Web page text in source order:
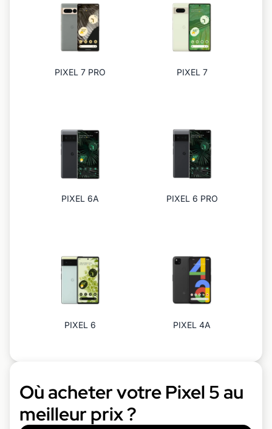
PIXEL 7 PRO PIXEL 7
PIXEL 6A PIXEL 6 PRO
PIXEL 6 PIXEL 4A
Où acheter votre Pixel 5 au
meilleur prix ?